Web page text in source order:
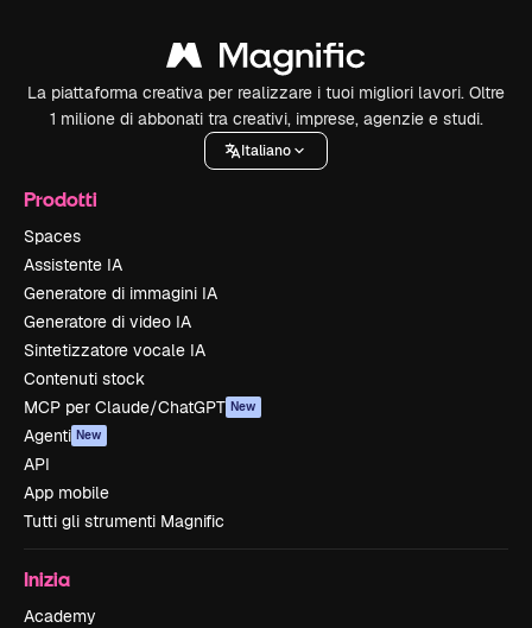
La piattaforma creativa per realizzare i tuoi migliori lavori. Oltre
1 milione di abbonati tra creativi, imprese, agenzie e studi.
Italiano
Prodotti
Spaces
Assistente IA
Generatore di immagini IA
Generatore di video IA
Sintetizzatore vocale IA
Contenuti stock
MCP per Claude/ChatGPT New
Agenti New
API
App mobile
Tutti gli strumenti Magnific
Inizia
Academy